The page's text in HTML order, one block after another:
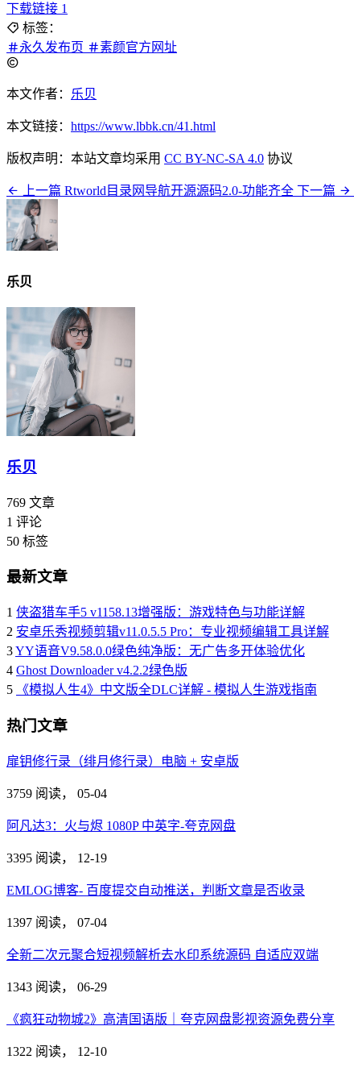
下载链接 1
标签：
永久发布页
素颜官方网址
本文作者： 乐贝
本文链接： https://www.lbbk.cn/41.html
版权声明：本站文章均采用 CC BY-NC-SA 4.0 协议
上一篇 Rtworld目录网导航开源源码2.0-功能齐全 下一篇
乐贝
乐贝
769 文章
1 评论
50 标签
最新文章
1 侠盗猎车手5 v1158.13增强版：游戏特色与功能详解
2 安卓乐秀视频剪辑v11.0.5.5 Pro：专业视频编辑工具详解
3YY语音V9.58.0.0绿色纯净版：无广告多开体验优化
4 Ghost Downloader v4.2.2绿色版
5
《模拟人生4》中文版全DLC详解 - 模拟人生游戏指南
热门文章
扉钥修行录（绯月修行录）电脑 + 安卓版
3759 阅读， 05-04
阿凡达3：火与烬 1080P 中英字-夸克网盘
3395 阅读， 12-19
EMLOG博客- 百度提交自动推送，判断文章是否收录
1397 阅读， 07-04
全新二次元聚合短视频解析去水印系统源码 自适应双端
1343 阅读， 06-29
《疯狂动物城2》高清国语版｜夸克网盘影视资源免费分享
1322 阅读， 12-10